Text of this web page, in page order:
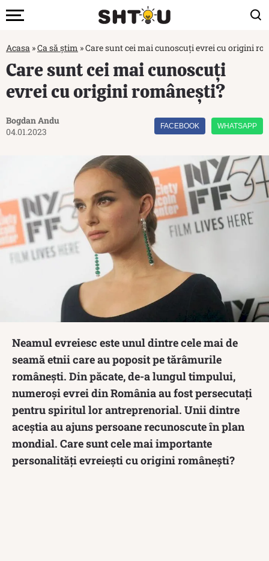
Acasa »Ca să știm »Care sunt cei mai cunoscuți evrei cu origini
Care sunt cei mai cunoscuți
evrei cu origini românești?
Bogdan Andu
04.01.2023
FACEBOOK WHATSAPP
Neamul evreiesc este unul dintre cele mai de
seamă etnii care au poposit pe tărâmurile
românești. Din păcate, de-a lungul timpului,
numeroși evrei din România au fost persecutați
pentru spiritul lor antreprenorial. Unii dintre
aceștia au ajuns persoane recunoscute în plan
mondial. Care sunt cele mai importante
personalități evreiești cu origini românești?